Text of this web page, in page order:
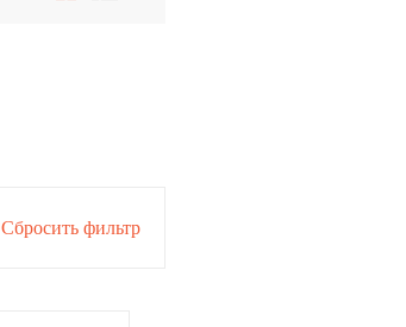
Сбросить фильтр